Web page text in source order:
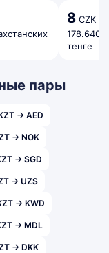
8 CZK
178.6400
тенге
пары
→ AED
→ NOK
→ SGD
→ UZS
→ KWD
→ MDL
→ DKK